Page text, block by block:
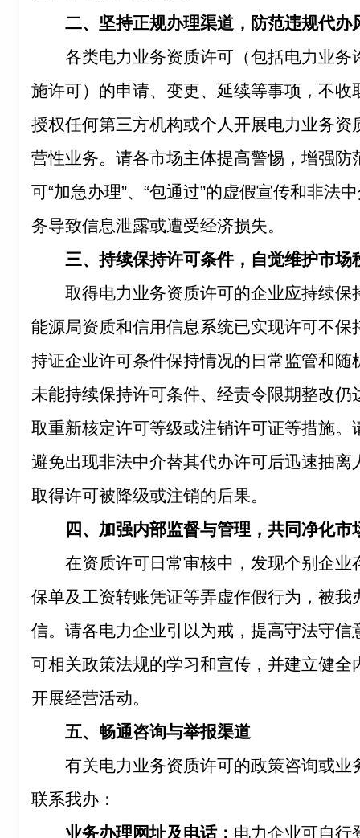
二、坚持正规办理渠道，防范违规代办
各类电力业务资质许可（包括电力业
施许可）的申请、变更、延续等事项，不
授权任何第三方机构或个人开展电力业务
营性业务。请各市场主体提高警惕，增强防
可“加急办理”、“包通过”的虚假宣传和非法
务导致信息泄露或遭受经济损失。
三、持续保持许可条件，自觉维护市场
取得电力业务资质许可的企业应持续
能源局资质和信用信息系统已实现许可不
持证企业许可条件保持情况的日常监管和
未能持续保持许可条件、经责令限期整改
取重新核定许可等级或注销许可证等措施
避免出现非法中介替其代办许可后迅速抽
取得许可被降级或注销的后果。
四、加强内部监督与管理，共同净化市
在资质许可日常审核中，发现个别企
保单及工资转账凭证等弄虚作假行为，被
信。请各电力企业引以为戒，提高守法守
可相关政策法规的学习和宣传，并建立健
开展经营活动。
五、畅通咨询与举报渠道
有关电力业务资质许可的政策咨询或
联系我办：
业务办理网址及电话： 电力企业可自行